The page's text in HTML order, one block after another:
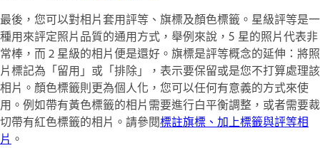
最後，您可以對相片套用評等、旗標及顏色標籤。星級評等是一
種用來評定照片品質的通用方式，舉例來說，5 星的照片代表非
常棒，而 2 星級的相片便是還好。旗標是評等概念的延伸：將照
片標記為「留用」或「排除」，表示要保留或是您不打算處理該
相片。顏色標籤則更為個人化，您可以任何有意義的方式來使
用。例如帶有黃色標籤的相片需要進行白平衡調整，或者需要裁
切帶有紅色標籤的相片。請參閱標註旗標、加上標籤與評等相
片 。